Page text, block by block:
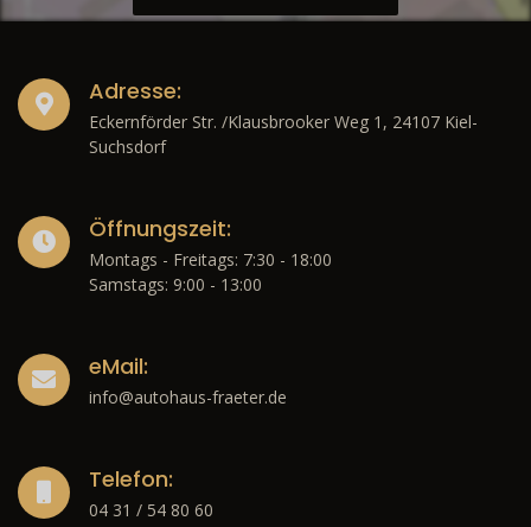
Adresse:
Eckernförder Str. /Klausbrooker Weg 1, 24107 Kiel-
Suchsdorf
Öffnungszeit:
Montags - Freitags: 7:30 - 18:00
Samstags: 9:00 - 13:00
eMail:
info@autohaus-fraeter.de
Telefon:
04 31 / 54 80 60